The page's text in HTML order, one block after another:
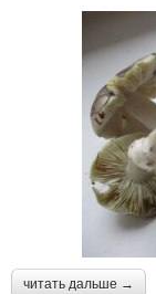
читать дальше →